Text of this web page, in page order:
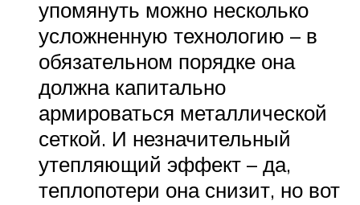
упомянуть можно несколько
усложненную технологию – в
обязательном порядке она
должна капитально
армироваться металлической
сеткой. И незначительный
утепляющий эффект – да,
теплопотери она снизит, но вот